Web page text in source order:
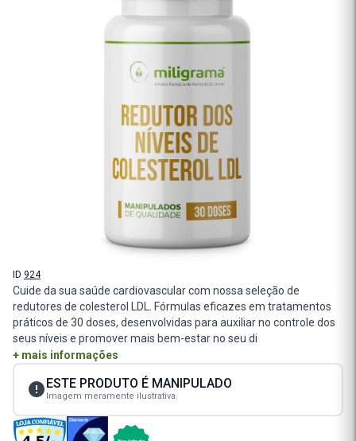
ID 924
Cuide da sua saúde cardiovascular com nossa seleção de
redutores de colesterol LDL. Fórmulas eficazes em tratamentos
práticos de 30 doses, desenvolvidas para auxiliar no controle dos
seus níveis e promover mais bem-estar no seu di
+ mais informações
ESTE PRODUTO É MANIPULADO
Imagem meramente ilustrativa.